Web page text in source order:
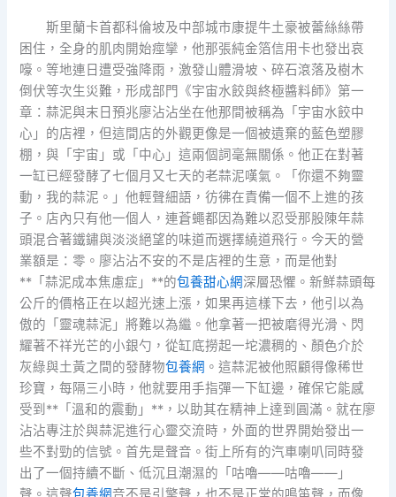
斯里蘭卡首都科倫坡及中部城市康提牛土豪被蕾絲絲帶
困住，全身的肌肉開始痙攣，他那張純金箔信用卡也發出哀
嚎。等地連日遭受強降雨，激發山體滑坡、碎石滾落及樹木
倒伏等次生災難，形成部門《宇宙水餃與終極醬料師》第一
章：蒜泥與末日預兆廖沾沾坐在他那間被稱為「宇宙水餃中
心」的店裡，但這間店的外觀更像是一個被遺棄的藍色塑膠
棚，與「宇宙」或「中心」這兩個詞毫無關係。他正在對著
一缸已經發酵了七個月又七天的老蒜泥嘆氣。「你還不夠靈
動，我的蒜泥。」他輕聲細語，彷彿在責備一個不上進的孩
子。店內只有他一個人，連蒼蠅都因為難以忍受那股陳年蒜
頭混合著鐵鏽與淡淡絕望的味道而選擇繞道飛行。今天的營
業額是：零。廖沾沾不安的不是店裡的生意，而是他對
**「蒜泥成本焦慮症」**的包養甜心網深層恐懼。新鮮蒜頭每
公斤的價格正在以超光速上漲，如果再這樣下去，他引以為
傲的「靈魂蒜泥」將難以為繼。他拿著一把被磨得光滑、閃
耀著不祥光芒的小銀勺，從缸底撈起一坨濃稠的、顏色介於
灰綠與土黃之間的發酵物包養網 。這蒜泥被他照顧得像稀世
珍寶，每隔三小時，他就要用手指彈一下缸邊，確保它能感
受到**「溫和的震動」**，以助其在精神上達到圓滿。就在廖
沾沾專注於與蒜泥進行心靈交流時，外面的世界開始發出一
些不對勁的信號。首先是聲音。街上所有的汽車喇叭同時發
出了一個持續不斷、低沉且潮濕的「咕嚕——咕嚕——」